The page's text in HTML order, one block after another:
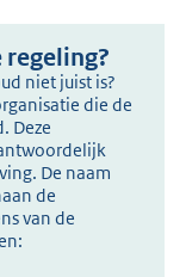
regeling?
niet juist is?
die de
Deze
De naam
de
van de